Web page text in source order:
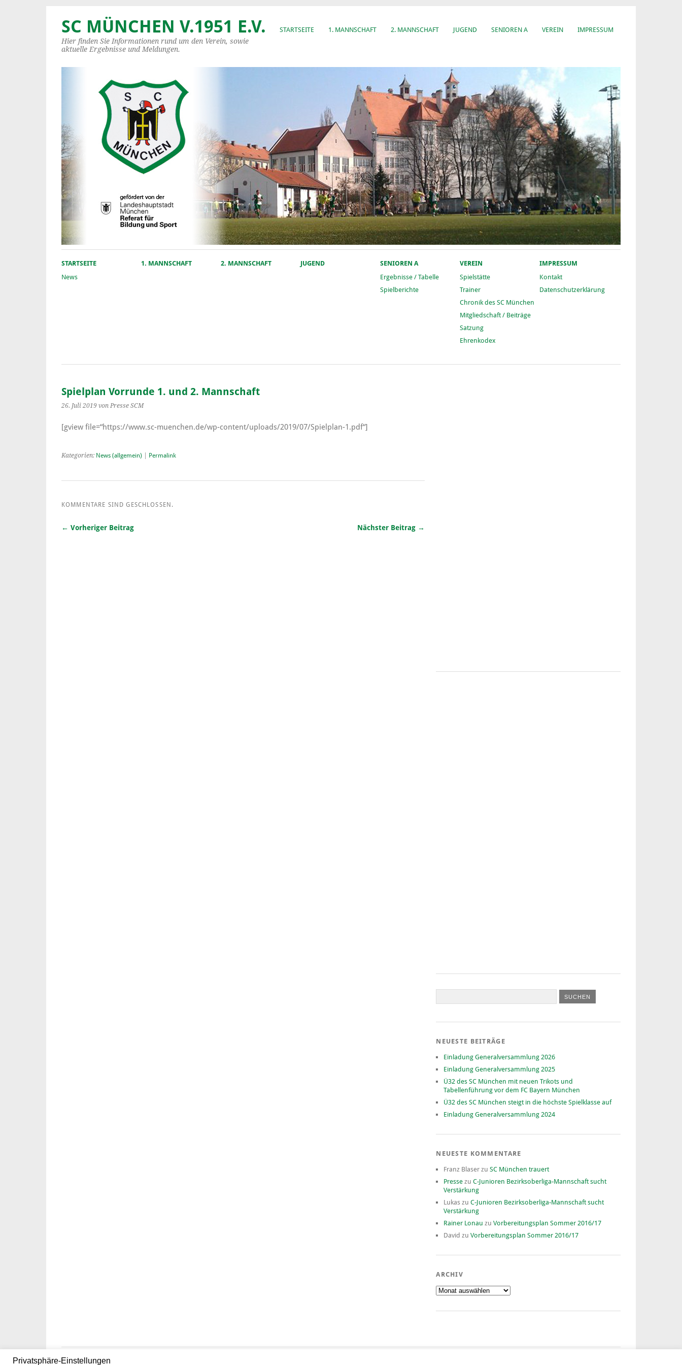
STARTSEITE 1. MANNSCHAFT 2. MANNSCHAFT JUGEND SENIOREN A VEREIN IMPRESSUM
SC MÜNCHEN V.1951 E.V.
Hier finden Sie Informationen rund um den Verein, sowie
aktuelle Ergebnisse und Meldungen.
STARTSEITE
News
1. MANNSCHAFT 2. MANNSCHAFT JUGEND
SENIOREN A
Ergebnisse / Tabelle
Spielberichte
VEREIN
Spielstätte
Trainer
Chronik des SC München
Mitgliedschaft / Beiträge
Satzung
Ehrenkodex
IMPRESSUM
Kontakt
Datenschutzerklärung
Spielplan Vorrunde 1. und 2. Mannschaft
26. Juli 2019 von Presse SCM
[gview file=“https://www.sc-muenchen.de/wp-content/uploads/2019/07/Spielplan-1.pdf“]
Kategorien: News (allgemein) Permalink
KOMMENTARE SIND GESCHLOSSEN.
← Vorheriger Beitrag Nächster Beitrag →
NEUESTE BEITRÄGE
Einladung Generalversammlung 2026
Einladung Generalversammlung 2025
Ü32 des SC München mit neuen Trikots und
Tabellenführung vor dem FC Bayern München
Ü32 des SC München steigt in die höchste Spielklasse auf
Einladung Generalversammlung 2024
NEUESTE KOMMENTARE
Franz Blaser zuSC München trauert
Presse zuC-Junioren Bezirksoberliga-Mannschaft sucht
Verstärkung
Lukas zuC-Junioren Bezirksoberliga-Mannschaft sucht
Verstärkung
Rainer Lonau zuVorbereitungsplan Sommer 2016/17
David zuVorbereitungsplan Sommer 2016/17
ARCHIV
Archiv
Privatsphäre-Einstellungen